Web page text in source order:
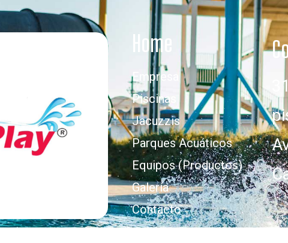
Home
Empresa
Piscinas
Jacuzzis
Parques Acuáticos
Equipos (Productos)
Galería
Contacto